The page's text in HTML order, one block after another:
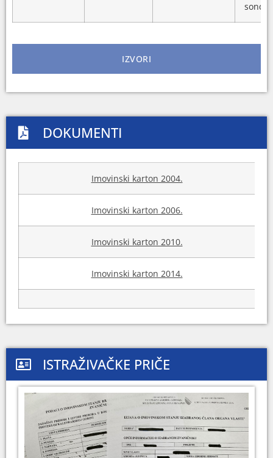
IZVORI
DOKUMENTI
Imovinski karton 2004.
Imovinski karton 2006.
Imovinski karton 2010.
Imovinski karton 2014.
ISTRAŽIVAČKE PRIČE